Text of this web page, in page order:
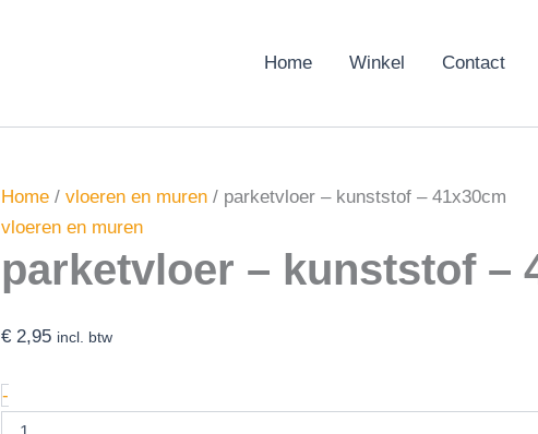
Home Winkel Contact
Home / vloeren en muren / parketvloer – kunststof – 41x30cm
vloeren en muren
parketvloer – kunststof –
€ 2,95 incl. btw
-